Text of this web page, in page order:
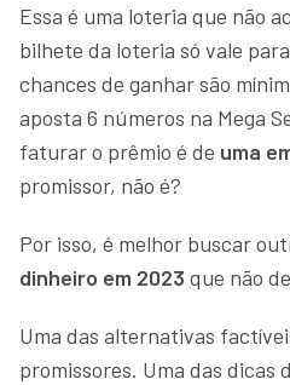
Essa é uma loteria que não
bilhete da loteria só vale
chances de ganhar são
aposta 6 números na Mega
faturar o prêmio é de uma
promissor, não é?
Por isso, é melhor buscar
dinheiro em 2023 que não
Uma das alternativas
promissores. Uma das dicas